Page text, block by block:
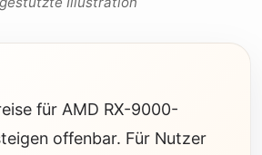
für AMD RX-9000-
offenbar. Für Nutzer